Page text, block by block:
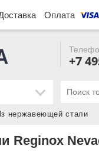
Оплата
+7
нержавеющей стали
Reginox